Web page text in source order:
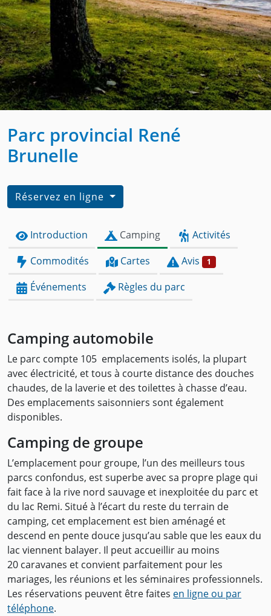
Parc provincial René
Brunelle
Réservez en ligne
Introduction Camping
Activités
Commodités
Cartes Avis 1
Événements Règles du parc
Camping automobile
Le parc compte 105 emplacements isolés, la plupart
avec électricité, et tous à courte distance des douches
chaudes, de la laverie et des toilettes à chasse d’eau.
Des emplacements saisonniers sont également
disponibles.
Camping de groupe
L’emplacement pour groupe, l’un des meilleurs tous
parcs confondus, est superbe avec sa propre plage qui
fait face à la rive nord sauvage et inexploitée du parc et
du lac Remi. Situé à l’écart du reste du terrain de
camping, cet emplacement est bien aménagé et
descend en pente douce jusqu’au sable que les eaux du
lac viennent balayer. Il peut accueillir au moins
20 caravanes et convient parfaitement pour les
mariages, les réunions et les séminaires professionnels.
Les réservations peuvent être faites en ligne ou par
téléphone.